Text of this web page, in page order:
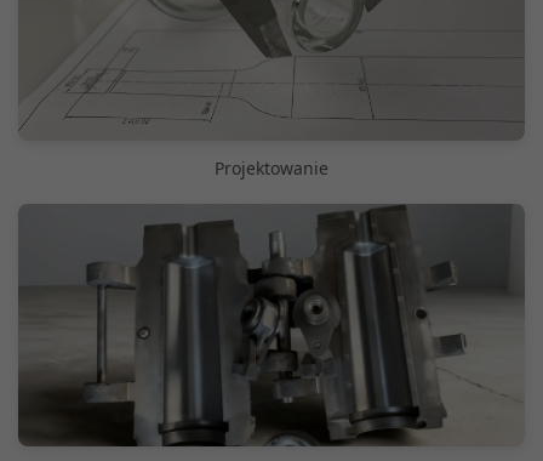
Projektowanie